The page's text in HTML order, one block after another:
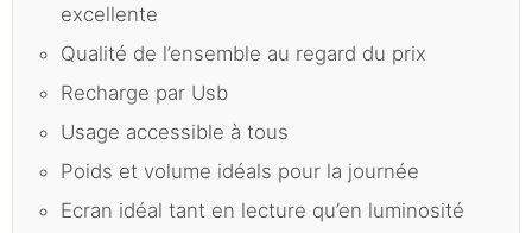
excellente
Qualité de l’ensemble au regard du prix
Recharge par Usb
Usage accessible à tous
Poids et volume idéals pour la journée
Ecran idéal tant en lecture qu’en luminosité